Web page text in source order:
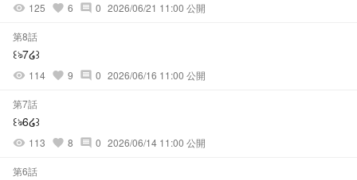
visibility 125 favorite 6 comment 0 2026/06/21 11:00 公開
第8話
‎꒰ঌ7໒꒱
visibility 114 favorite 9 comment 0 2026/06/16 11:00 公開
第7話
꒰ঌ︎︎6໒꒱
visibility 113 favorite 8 comment 0 2026/06/14 11:00 公開
第6話